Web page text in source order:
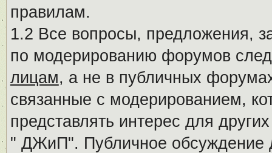
правилам.
1.2 Все вопросы, предложения,
по модерированию форумов
лицам, а не в публичных
связанные с модерированием,
представлять интерес для
" ДЖиП". Публичное обсуждение